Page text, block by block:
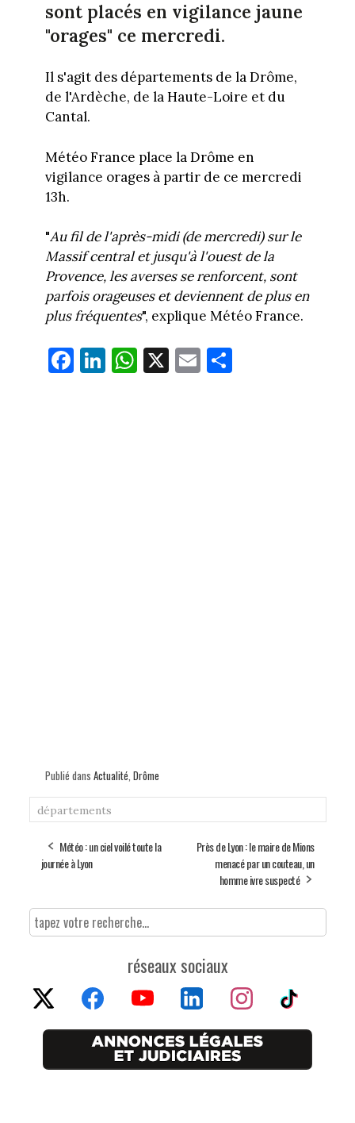
sont placés en vigilance jaune
"orages" ce mercredi.
Il s'agit des départements de la Drôme,
de l'Ardèche, de la Haute-Loire et du
Cantal.
Météo France place la Drôme en
vigilance orages à partir de ce mercredi
13h.
"Au fil de l'après-midi (de mercredi) sur le
Massif central et jusqu'à l'ouest de la
Provence, les averses se renforcent, sont
parfois orageuses et deviennent de plus en
plus fréquentes", explique Météo France.
Fa
ce
Li
nk
W
ha
X E
m
Pa
rt
Publié dans Actualité Drôme
départements
Météo : un ciel voilé toute la
journée à Lyon
Près de Lyon : le maire de Mions
menacé par un couteau, un
homme ivre suspecté
réseaux sociaux